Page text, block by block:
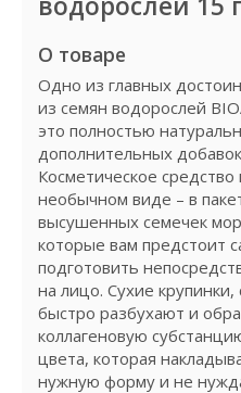
О товаре
Одно из главных
из семян водорослей
это полностью
дополнительных
Косметическое
необычном виде – в
высушенных семечек
которые вам предстоит
подготовить
на лицо. Сухие
быстро разбухают и
коллагеновую
цвета, которая
нужную форму и не